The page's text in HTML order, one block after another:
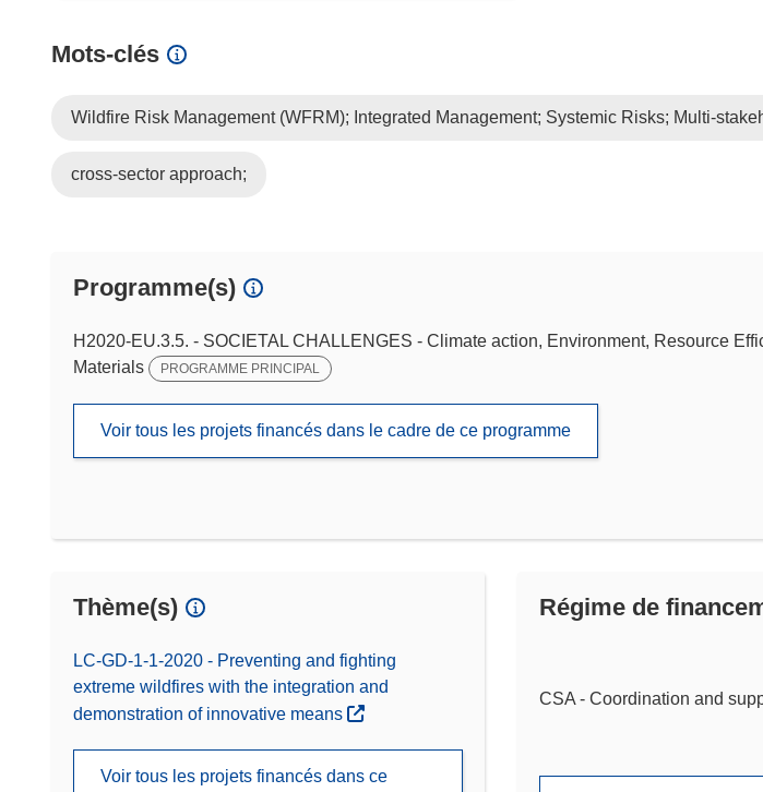
Mots‑clés
Wildfire Risk Management (WFRM); Integrated Management; Systemic Risks; Multi-
cross-sector approach;
Programme(s)
H2020-EU.3.5. - SOCIETAL CHALLENGES - Climate action, Environment, Resource
Materials
PROGRAMME PRINCIPAL
Voir tous les projets financés dans le cadre de ce programme
Thème(s)
LC-GD-1-1-2020 - Preventing and fighting
extreme wildfires with the integration and
demonstration of innovative means
Voir tous les projets financés dans ce
Régime de
CSA - Coordination and